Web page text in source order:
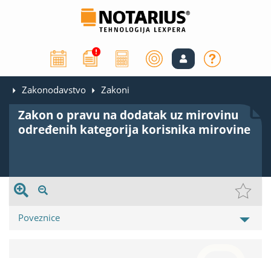
Zakonodavstvo Zakoni
Zakon o pravu na dodatak uz mirovinu
određenih kategorija korisnika mirovine
Poveznice